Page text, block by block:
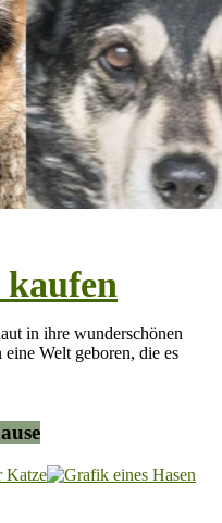
in ihre wunderschönen
Welt geboren, die es